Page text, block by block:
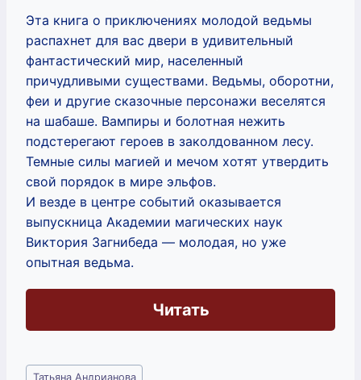
Эта книга о приключениях молодой ведьмы
распахнет для вас двери в удивительный
фантастический мир, населенный
причудливыми существами. Ведьмы, оборотни,
феи и другие сказочные персонажи веселятся
на шабаше. Вампиры и болотная нежить
подстерегают героев в заколдованном лесу.
Темные силы магией и мечом хотят утвердить
свой порядок в мире эльфов.
И везде в центре событий оказывается
выпускница Академии магических наук
Виктория Загнибеда — молодая, но уже
опытная ведьма.
Читать
Метки
Татьяна Андрианова